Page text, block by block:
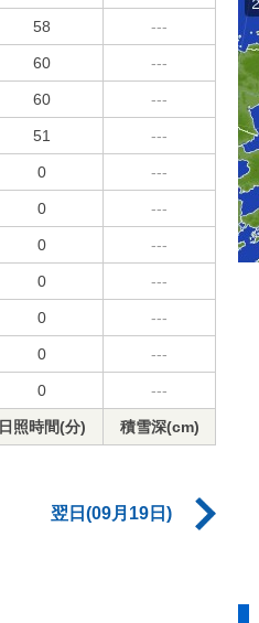
58 ---
60 ---
60 ---
51 ---
0 ---
0 ---
0 ---
0 ---
0 ---
0 ---
0 ---
日照時間(分) 積雪深(cm)
翌日(09月19日)